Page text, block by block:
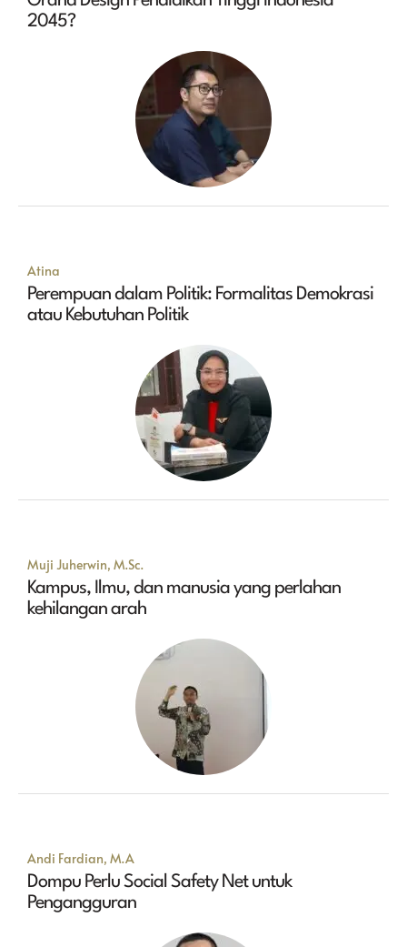
2045?
Atina
Perempuan dalam Politik: Formalitas Demokrasi
atau Kebutuhan Politik
Muji Juherwin, M.Sc.
Kampus, Ilmu, dan manusia yang perlahan
kehilangan arah
Andi Fardian, M.A
Dompu Perlu Social Safety Net untuk
Pengangguran